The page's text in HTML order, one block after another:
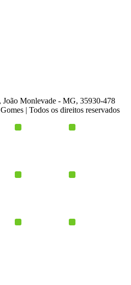
Monlevade - MG, 35930-478
| Todos os direitos reservados